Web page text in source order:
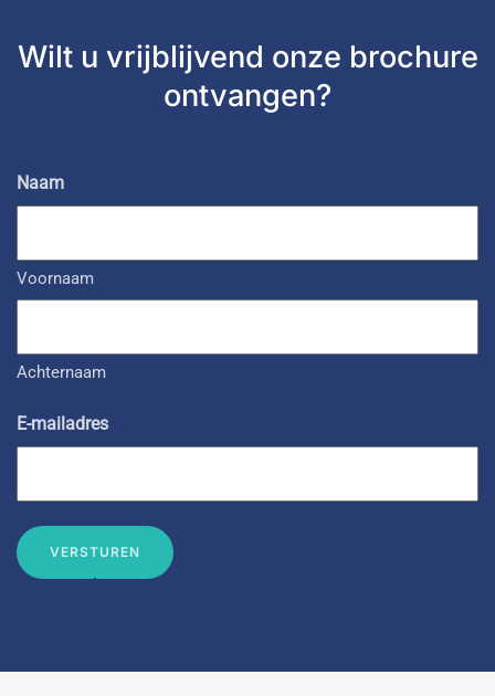
Wilt u vrijblijvend onze brochure
ontvangen?
Naam
Voornaam
Achternaam
E-mailadres
VERSTUREN